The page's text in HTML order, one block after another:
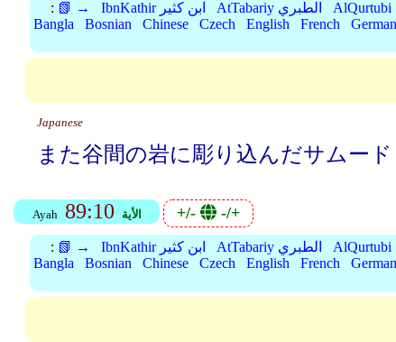
: 📗 → IbnKathir ابن كثير AtTabariy الطبري
Bangla
Bosnian Chinese Czech English French German
Japanese
また谷間の岩に彫り込んだサムード
Ayah 89:10 الأية +/- -/+
: 📗 → IbnKathir ابن كثير AtTabariy الطبري
Bangla
Bosnian Chinese Czech English French German